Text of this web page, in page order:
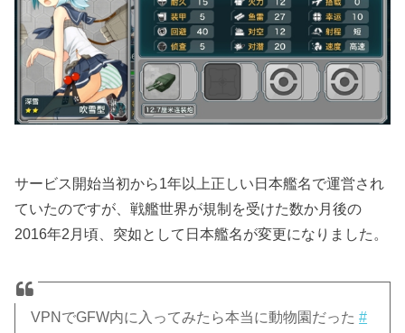
サービス開始当初から1年以上正しい日本艦名で運営され
ていたのですが、戦艦世界が規制を受けた数か月後の
2016年2月頃、突如として日本艦名が変更になりました。
VPNでGFW内に入ってみたら本当に動物園だった#